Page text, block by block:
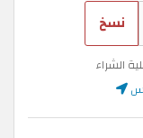
نسخ
الشراء